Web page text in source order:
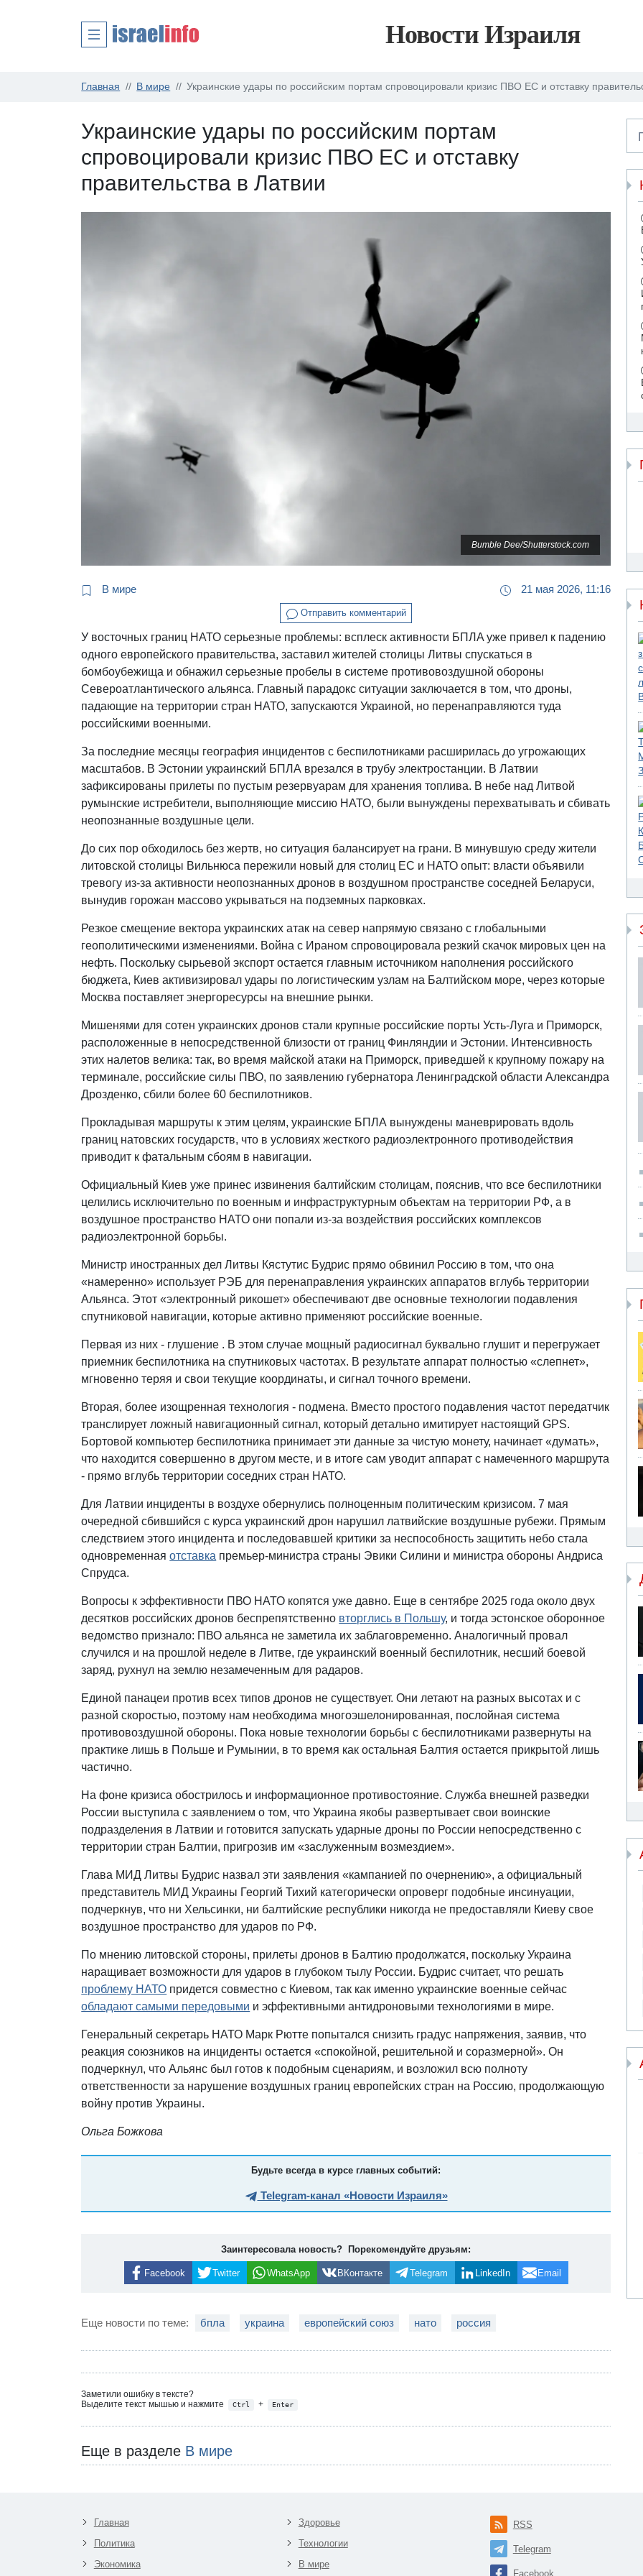
Новости Израиля
Главная В мире Украинские удары по российским портам спровоцировали кризис ПВО ЕС и отставку
Украинские удары по российским портам
спровоцировали кризис ПВО ЕС и отставку
правительства в Латвии
Bumble Dee/Shutterstock.com
В мире 21 мая 2026, 11:16
Отправить комментарий
У восточных границ НАТО серьезные проблемы: всплеск активности БПЛA уже привел к падению
одного европейского правительства, заставил жителей столицы Литвы спускаться в
бомбоубежища и обнажил серьезные пробелы в системе противовоздушной обороны
Североатлантического альянса. Главный парадокс ситуации заключается в том, что дроны,
падающие на территории стран НАТО, запускаются Украиной, но перенаправляются туда
российскими военными.
За последние месяцы география инцидентов с беспилотниками расширилась до угрожающих
масштабов. В Эстонии украинский БПЛА врезался в трубу электростанции. В Латвии
зафиксированы прилеты по пустым резервуарам для хранения топлива. В небе над Литвой
румынские истребители, выполняющие миссию НАТО, были вынуждены перехватывать и сбивать
неопознанные воздушные цели.
До сих пор обходилось без жертв, но ситуация балансирует на грани. В минувшую среду жители
литовской столицы Вильнюса пережили новый для столиц ЕС и НАТО опыт: власти объявили
тревогу из-за активности неопознанных дронов в воздушном пространстве соседней Беларуси,
вынудив горожан массово укрываться на подземных парковках.
Резкое смещение вектора украинских атак на север напрямую связано с глобальными
геополитическими изменениями. Война с Ираном спровоцировала резкий скачок мировых цен на
нефть. Поскольку сырьевой экспорт остается главным источником наполнения российского
бюджета, Киев активизировал удары по логистическим узлам на Балтийском море, через которые
Москва поставляет энергоресурсы на внешние рынки.
Мишенями для сотен украинских дронов стали крупные российские порты Усть-Луга и Приморск,
расположенные в непосредственной близости от границ Финляндии и Эстонии. Интенсивность
этих налетов велика: так, во время майской атаки на Приморск, приведшей к крупному пожару на
терминале, российские силы ПВО, по заявлению губернатора Ленинградской области Александра
Дрозденко, сбили более 60 беспилотников.
Прокладывая маршруты к этим целям, украинские БПЛА вынуждены маневрировать вдоль
границ натовских государств, что в условиях жесткого радиоэлектронного противодействия
приводит к фатальным сбоям в навигации.
Официальный Киев уже принес извинения балтийским столицам, пояснив, что все беспилотники
целились исключительно по военным и инфраструктурным объектам на территории РФ, а в
воздушное пространство НАТО они попали из-за воздействия российских комплексов
радиоэлектронной борьбы.
Министр иностранных дел Литвы Кястутис Будрис прямо обвинил Россию в том, что она
«намеренно» использует РЭБ для перенаправления украинских аппаратов вглубь территории
Альянса. Этот «электронный рикошет» обеспечивают две основные технологии подавления
спутниковой навигации, которые активно применяют российские военные.
Первая из них - глушение . В этом случае мощный радиосигнал буквально глушит и перегружает
приемник беспилотника на спутниковых частотах. В результате аппарат полностью «слепнет»,
мгновенно теряя и свои текущие координаты, и сигнал точного времени.
Вторая, более изощренная технология - подмена. Вместо простого подавления частот передатчик
транслирует ложный навигационный сигнал, который детально имитирует настоящий GPS.
Бортовой компьютер беспилотника принимает эти данные за чистую монету, начинает «думать»,
что находится совершенно в другом месте, и в итоге сам уводит аппарат с намеченного маршрута
- прямо вглубь территории соседних стран НАТО.
Для Латвии инциденты в воздухе обернулись полноценным политическим кризисом. 7 мая
очередной сбившийся с курса украинский дрон нарушил латвийские воздушные рубежи. Прямым
следствием этого инцидента и последовавшей критики за неспособность защитить небо стала
одновременнаяотставка премьер-министра страны Эвики Силини и министра обороны Андриса
Спрудса.
Вопросы к эффективности ПВО НАТО копятся уже давно. Еще в сентябре 2025 года около двух
десятков российских дронов беспрепятственно вторглись в Польшу, и тогда эстонское оборонное
ведомство признало: ПВО альянса не заметила их заблаговременно. Аналогичный провал
случился и на прошлой неделе в Литве, где украинский военный беспилотник, несший боевой
заряд, рухнул на землю незамеченным для радаров.
Единой панацеи против всех типов дронов не существует. Они летают на разных высотах и с
разной скоростью, поэтому нам необходима многоэшелонированная, послойная система
противовоздушной обороны. Пока новые технологии борьбы с беспилотниками развернуты на
практике лишь в Польше и Румынии, в то время как остальная Балтия остается прикрытой лишь
частично.
На фоне кризиса обострилось и информационное противостояние. Служба внешней разведки
России выступила с заявлением о том, что Украина якобы развертывает свои воинские
подразделения в Латвии и готовится запускать ударные дроны по России непосредственно с
территории стран Балтии, пригрозив им «заслуженным возмездием».
Глава МИД Литвы Будрис назвал эти заявления «кампанией по очернению», а официальный
представитель МИД Украины Георгий Тихий категорически опроверг подобные инсинуации,
подчеркнув, что ни Хельсинки, ни балтийские республики никогда не предоставляли Киеву свое
воздушное пространство для ударов по РФ.
По мнению литовской стороны, прилеты дронов в Балтию продолжатся, поскольку Украина
наращивает возможности для ударов в глубоком тылу России. Будрис считает, что решать
проблему НАТО придется совместно с Киевом, так как именно украинские военные сейчас
обладают самыми передовыми и эффективными антидроновыми технологиями в мире.
Генеральный секретарь НАТО Марк Рютте попытался снизить градус напряжения, заявив, что
реакция союзников на инциденты остается «спокойной, решительной и соразмерной». Он
подчеркнул, что Альянс был готов к подобным сценариям, и возложил всю полноту
ответственности за нарушение воздушных границ европейских стран на Россию, продолжающую
войну против Украины.
Ольга Божкова
Будьте всегда в курсе главных событий:
Telegram-канал «Новости Израиля»
Заинтересовала новость? Порекомендуйте друзьям:
Facebook Twitter WhatsApp ВКонтакте Telegram LinkedIn Email
Еще новости по теме: бпла украина европейский союз нато россия
Заметили ошибку в тексте?
Выделите текст мышью и нажмите
Ctrl + Enter
Еще в разделе В мире
Главная
Политика
Экономика
Здоровье
Технологии
В мире
RSS
Telegram
Facebook